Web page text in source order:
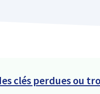
clés perdues ou